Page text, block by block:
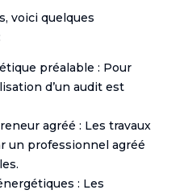
voici quelques
préalable : Pour
d’un audit est
agréé : Les travaux
un professionnel agréé
: Les